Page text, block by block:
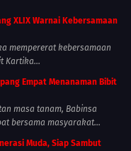
XLIX Warnai Kebersamaan
mempererat kebersamaan
Kartika...
Empat Menanaman Bibit
masa tanam, Babinsa
bersama masyarakat...
Muda, Siap Sambut